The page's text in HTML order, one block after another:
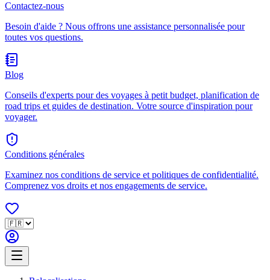
Contactez-nous
Besoin d'aide ? Nous offrons une assistance personnalisée pour
toutes vos questions.
Blog
Conseils d'experts pour des voyages à petit budget, planification de
road trips et guides de destination. Votre source d'inspiration pour
voyager.
Conditions générales
Examinez nos conditions de service et politiques de confidentialité.
Comprenez vos droits et nos engagements de service.